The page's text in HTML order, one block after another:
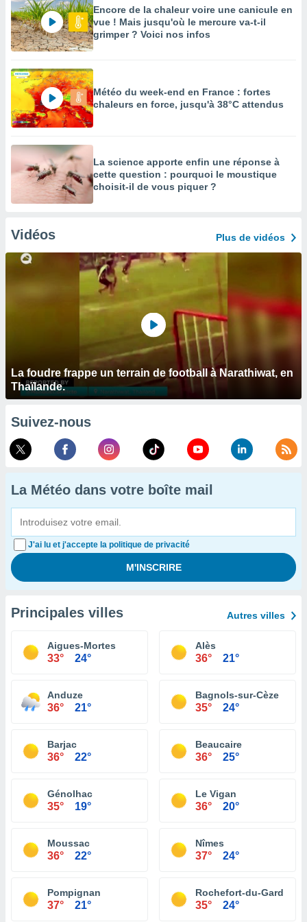
Encore de la chaleur voire une canicule en
vue ! Mais jusqu'où le mercure va-t-il
grimper ? Voici nos infos
Météo du week-end en France : fortes
chaleurs en force, jusqu'à 38°C attendus
La science apporte enfin une réponse à
cette question : pourquoi le moustique
choisit-il de vous piquer ?
Vidéos Plus de vidéos
La foudre frappe un terrain de football à Narathiwat, en
Thaïlande.
Suivez-nous
La Météo dans votre boîte mail
J'ai lu et j'accepte la politique de privacité
Principales villes Autres villes
Aigues-Mortes
33° 24°
Alès
36° 21°
Anduze
36° 21°
Bagnols-sur-Cèze
35° 24°
Barjac
36° 22°
Beaucaire
36° 25°
Génolhac
35° 19°
Le Vigan
36° 20°
Moussac
36° 22°
Nîmes
37° 24°
Pompignan
37° 21°
Rochefort-du-Gard
35° 24°